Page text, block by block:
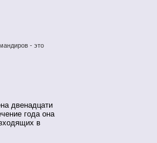
- это
двенадцати
года она
в